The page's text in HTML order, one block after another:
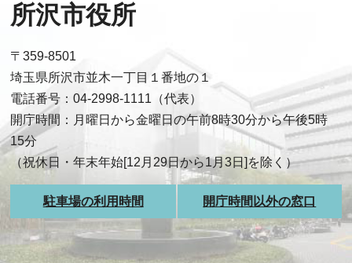
所沢市役所
〒359-8501
埼玉県所沢市並木一丁目１番地の１
電話番号：04-2998-1111（代表）
開庁時間：月曜日から金曜日の午前8時30分から午後5時
15分
（祝休日・年末年始[12月29日から1月3日]を除く）
駐車場の利用時間 開庁時間以外の窓口